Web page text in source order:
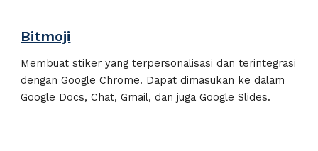
Bitmoji
Membuat stiker yang terpersonalisasi dan terintegrasi
dengan Google Chrome. Dapat dimasukan ke dalam
Google Docs, Chat, Gmail, dan juga Google Slides.